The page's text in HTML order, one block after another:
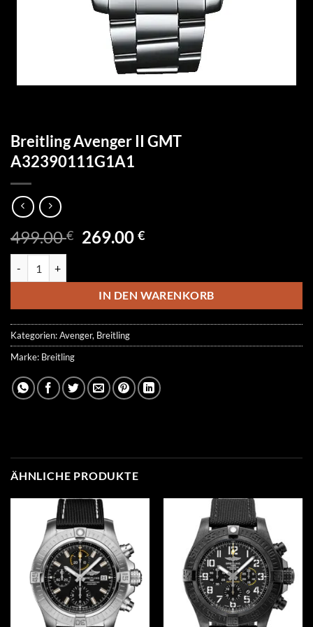
Breitling Avenger II GMT
A32390111G1A1
499.00€ Ursprünglicher
499.00 €
269.00€Aktueller
269.00 €.
IN DEN WARENKORB
Kategorien:Avenger, Breitling
Marke: Breitling
ÄHNLICHE PRODUKTE